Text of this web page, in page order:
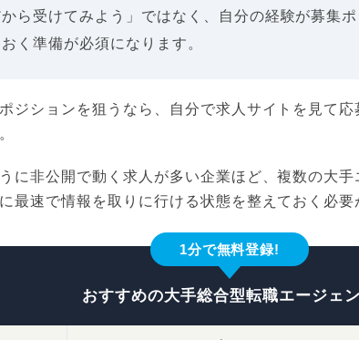
から受けてみよう」ではなく、自分の経験が募集
く準備が必須になります。
ジションを狙うなら、自分で求人サイトを見て
に非公開で動く求人が多い企業ほど、複数の大
最速で情報を取りに行ける状態を整えておく必要
1分で無料登録!
おすすめの大手総合型転職エージェ